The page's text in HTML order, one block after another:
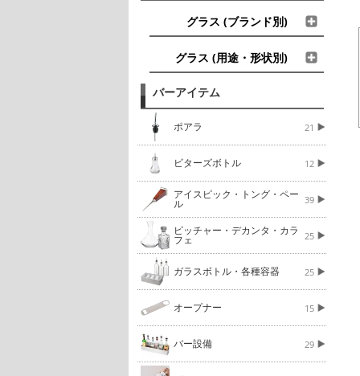
グラス (ブランド別)
グラス (用途・形状別)
バーアイテム
ポアラ 21
ビターズボトル 12
アイスピック・トング・ペー
ル 39
ピッチャー・デカンタ・カラ
フェ 25
ガラスボトル・各種容器 25
オープナー 15
バー設備 29